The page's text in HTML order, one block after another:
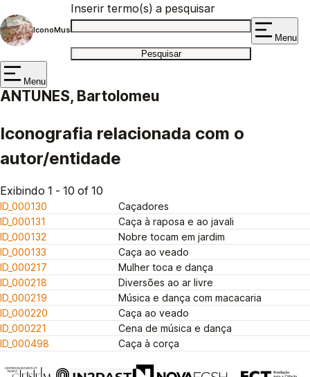
IconoMus
Inserir termo(s) a pesquisar
Menu
Menu
ANTUNES, Bartolomeu
Iconografia relacionada com o
autor/entidade
Exibindo 1 - 10 of 10
ID_000130
Caçadores
ID_000131
Caça à raposa e ao javali
ID_000132
Nobre tocam em jardim
ID_000133
Caça ao veado
ID_000217
Mulher toca e dança
ID_000218
Diversões ao ar livre
ID_000219
Música e dança com macacaria
ID_000220
Caça ao veado
ID_000221
Cena de música e dança
ID_000498
Caça à corça